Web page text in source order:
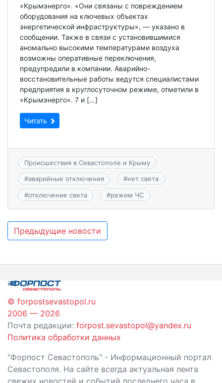
«Крымэнерго». «Они связаны с повреждением
оборудования на ключевых объектах
энергетической инфраструктуры», — указано в
сообщении. Также в связи с установившимися
аномально высокими температурами воздуха
возможны оперативные переключения,
предупредили в компании. Аварийно-
восстановительные работы ведутся специалистами
предприятия в круглосуточном режиме, отметили в
«Крымэнерго». 7 и […]
Читать
Происшествия в Севастополе и Крыму
#аварийные отключения #нет света
#отключение света #режим ЧС
Навигация
записям
Предыдущие новости
© forpostsevastopol.ru
2006 — 2026
Почта редакции: forpost.sevastopol@yandex.ru
Политика обработки данных
"Форпост Севастополь" - Информационный портал
Севастополя. На сайте всегда актуальная лента
свежих новостей и событий последнего часа в